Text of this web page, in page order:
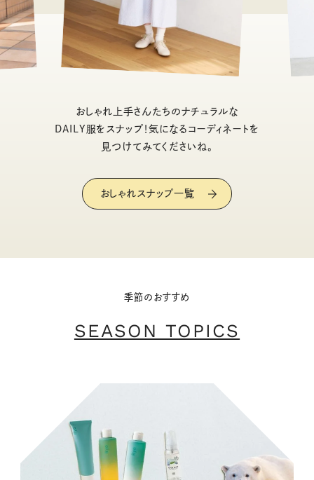
おしゃれ上手さんたちのナチュラルな
DAILY服をスナップ！気になるコーディネートを
見つけてみてくださいね。
おしゃれスナップ一覧
季節のおすすめ
SEASON TOPICS